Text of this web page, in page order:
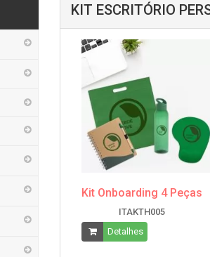
KIT ESCRITÓRIO
Kit Onboarding 4 Peças
ITAKTH005
Detalhes